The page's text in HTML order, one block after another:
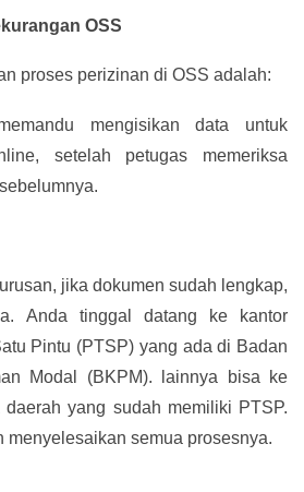
OSS
proses perizinan di OSS adalah:
mengisikan data untuk
setelah petugas memeriksa
jika dokumen sudah lengkap,
Anda tinggal datang ke kantor
Pintu (PTSP) yang ada di Badan
Modal (BKPM). lainnya bisa ke
daerah yang sudah memiliki PTSP.
menyelesaikan semua prosesnya.